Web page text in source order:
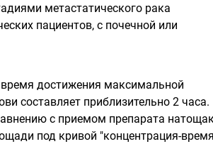
метастатического рака
пациентов, с почечной или
достижения максимальной
составляет приблизительно 2 часа.
с приемом препарата
под кривой "концентрация-